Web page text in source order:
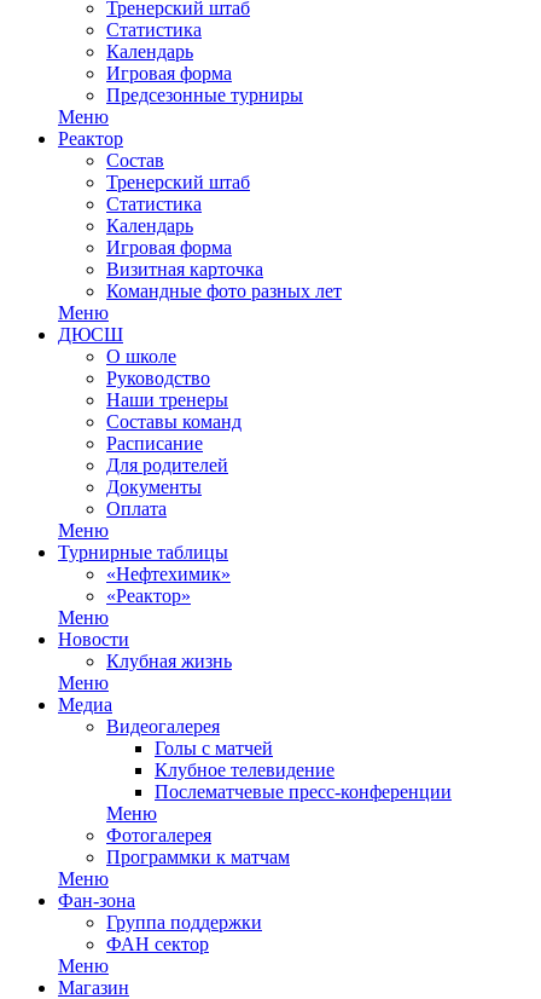
Тренерский штаб
Статистика
Календарь
Игровая форма
Предсезонные турниры
Меню
Реактор
Состав
Тренерский штаб
Статистика
Календарь
Игровая форма
Визитная карточка
Командные фото разных лет
Меню
ДЮСШ
О школе
Руководство
Наши тренеры
Составы команд
Расписание
Для родителей
Документы
Оплата
Меню
Турнирные таблицы
«Нефтехимик»
«Реактор»
Меню
Новости
Клубная жизнь
Меню
Медиа
Видеогалерея
Голы с матчей
Клубное телевидение
Послематчевые пресс-конференции
Меню
Фотогалерея
Программки к матчам
Меню
Фан-зона
Группа поддержки
ФАН сектор
Меню
Магазин